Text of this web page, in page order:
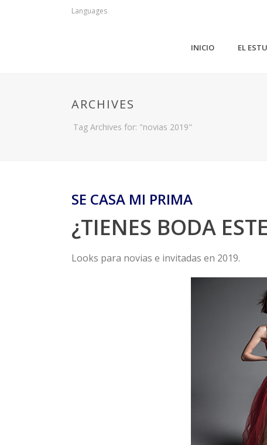
Languages
INICIO EL
ARCHIVES
Tag Archives for: "novias 2019"
SE CASA MI PRIMA
¿TIENES BODA
Looks para novias e invitadas en 2019.